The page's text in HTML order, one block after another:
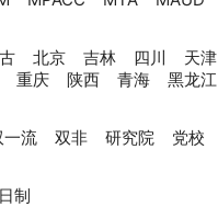
北京 吉林 四川 天津
重庆 陕西 青海 黑龙江
一流 双非 研究院 党校
制